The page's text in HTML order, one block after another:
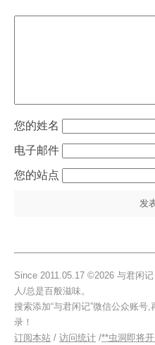
姓名
电子邮件
站点
Since 2011.05.17 ©2026 与君闲
人/总是百般滋味。
搜索添加“与君闲记”微信公众账号
录！
订阅本站 / 访问统计 /**虫洞即将